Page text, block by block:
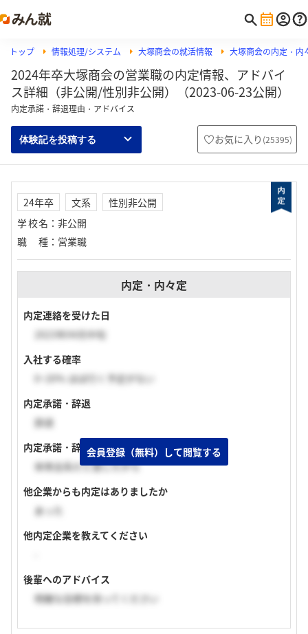
トップ 情報処理/システム 大塚商会の就活情報 大塚商会の内定・内
2024年卒大塚商会の営業職の内定情報、アドバイ
ス詳細（非公開/性別非公開）（2023-06-23公開）
内定承諾・辞退理由・アドバイス
体験記を投稿する お気に入り (25395)
24年卒 文系
性別非公開
学校名 ： 非公開
職種 ： 営業職
内定・内々定
内定連絡を受けた日
2023年04月中旬
入社する確率
0~20% ほぼ行く予定がない
内定承諾・辞退
辞退
内定承諾・辞退理由
体育会系だと感じたから
他企業からも内定はありましたか
あった
他内定企業を教えてください
後輩へのアドバイス
明確な目標を持ってください
会員登録（無料）して閲覧する